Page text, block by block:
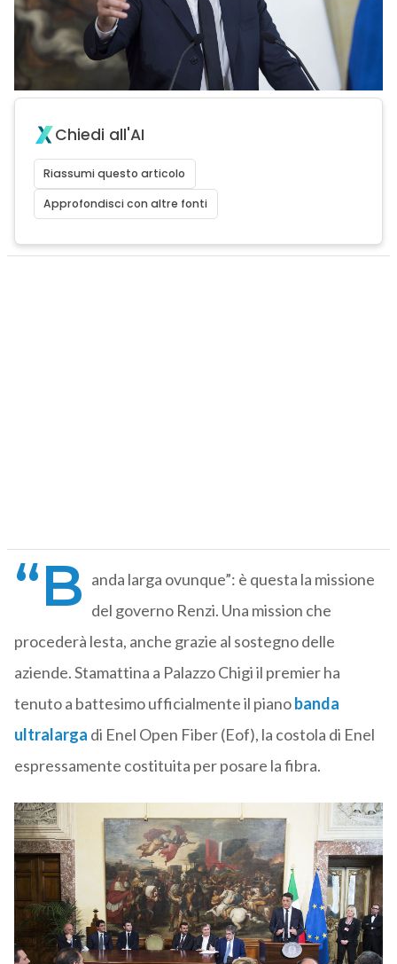
Chiedi all'AI
Riassumi questo articolo
Approfondisci con altre fonti
“B anda larga ovunque”: è questa la missione
del governo Renzi. Una mission che
procederà lesta, anche grazie al sostegno delle
aziende. Stamattina a Palazzo Chigi il premier ha
tenuto a battesimo ufficialmente il pianobanda
ultralarga di Enel Open Fiber (Eof), la costola di Enel
espressamente costituita per posare la fibra.